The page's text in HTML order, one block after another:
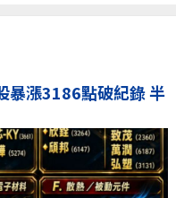
暴漲3186點破紀錄 半